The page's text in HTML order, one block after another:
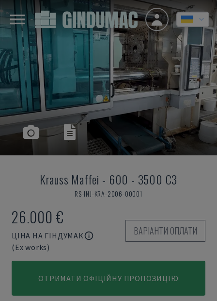
Krauss Maffei - 600 - 3500 C3
RS-INJ-KRA-2006-00001
26.000 €
ЦІНА НА ГІНДУМАК
(Ex works)
ВАРІАНТИ ОПЛАТИ
ОТРИМАТИ ОФІЦІЙНУ ПРОПОЗИЦІЮ